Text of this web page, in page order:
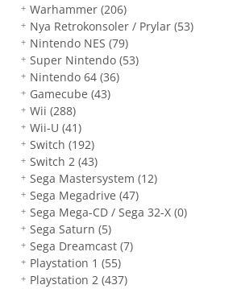
Warhammer(206)
Nya Retrokonsoler / Prylar(53)
Nintendo NES(79)
Super Nintendo(53)
Nintendo 64(36)
Gamecube(43)
Wii(288)
Wii-U(41)
Switch(192)
Switch 2(43)
Sega Mastersystem(12)
Sega Megadrive(47)
Sega Mega-CD / Sega 32-X(0)
Sega Saturn(5)
Sega Dreamcast(7)
Playstation 1(55)
Playstation 2(437)